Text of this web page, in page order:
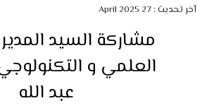
آخر تحديث : 27 April 2025
مشاركة السيد
العلمي و
عبد الله